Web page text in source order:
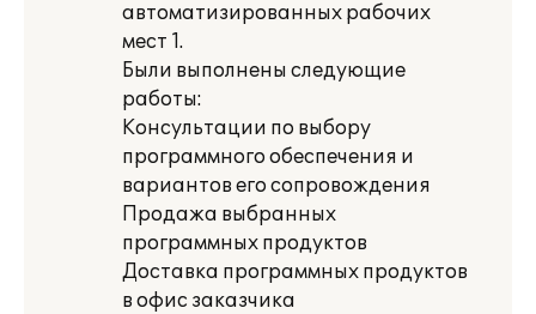
автоматизированных рабочих
мест 1.
Были выполнены следующие
работы:
Консультации по выбору
программного обеспечения и
вариантов его сопровождения
Продажа выбранных
программных продуктов
Доставка программных продуктов
в офис заказчика